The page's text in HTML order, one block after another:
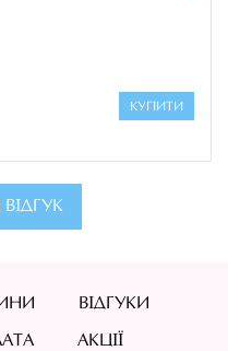
КУПИТИ
ВІДГУКИ
АКЦІЇ